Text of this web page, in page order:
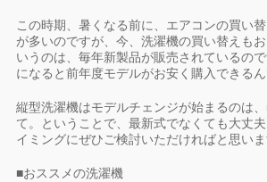
この時期、暑くなる前に、エアコンの買い
が多いのですが、今、洗濯機の買い替えも
いうのは、毎年新製品が販売されているの
になると前年度モデルがお安く購入できるん
縦型洗濯機はモデルチェンジが始まるのは
て。ということで、最新式でなくても大丈
イミングにぜひご検討いただければと思いま
■おススメの洗濯機